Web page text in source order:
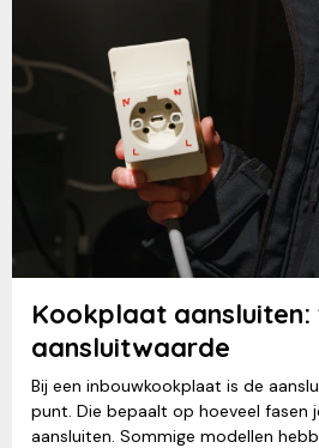
Kookplaat aansluiten:
aansluitwaarde
Bij een inbouwkookplaat is de
punt. Die bepaalt op hoeveel fasen
aansluiten. Sommige modellen